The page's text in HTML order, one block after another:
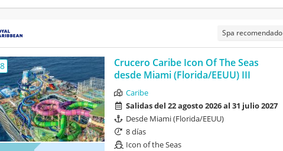
Spa recomendado
Crucero Caribe Icon Of The Seas
desde Miami (Florida/EEUU) III
Caribe
Salidas del 22 agosto 2026 al 31 julio 2027
Desde Miami (Florida/EEUU)
8 días
Icon of the Seas